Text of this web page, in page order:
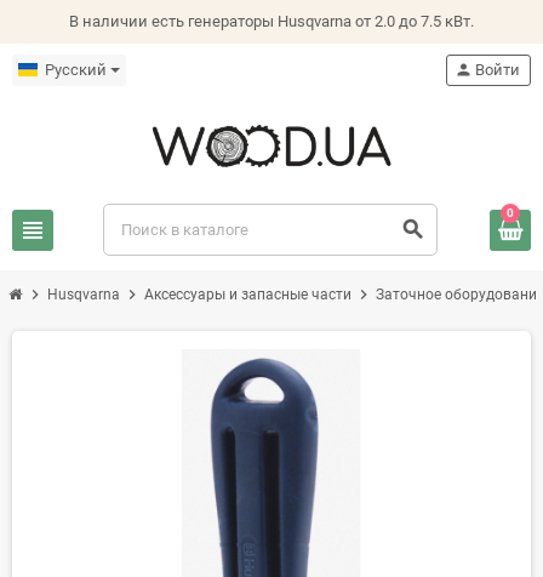
В наличии есть генераторы Husqvarna от 2.0 до 7.5 кВт.
Русский
view_headline search
person Войти
0
chevron_right Husqvarna chevron_right Аксессуары и запасные части chevron_right Заточное оборудование